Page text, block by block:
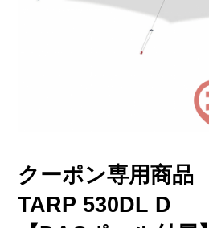
クーポン専用商品
TARP 530DL D